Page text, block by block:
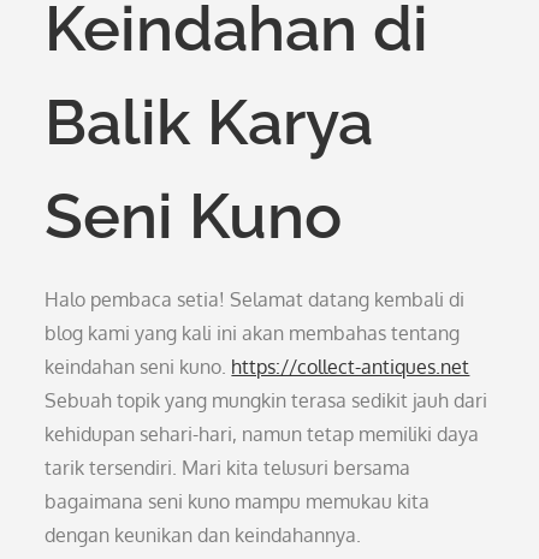
Keindahan di
Balik Karya
Seni Kuno
Halo pembaca setia! Selamat datang kembali di
blog kami yang kali ini akan membahas tentang
keindahan seni kuno. https://collect-antiques.net
Sebuah topik yang mungkin terasa sedikit jauh dari
kehidupan sehari-hari, namun tetap memiliki daya
tarik tersendiri. Mari kita telusuri bersama
bagaimana seni kuno mampu memukau kita
dengan keunikan dan keindahannya.